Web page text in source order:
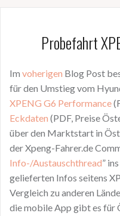
Probefahrt
Im voherigen Blog Post
für den Umstieg vom
XPENG G6 Performance
Eckdaten (PDF, Preise
über den Marktstart in
der Xpeng-Fahrer.de
Info-/Austauschthread”
gelieferten Infos seitens
Vergleich zu anderen
die mobile App gibt es für